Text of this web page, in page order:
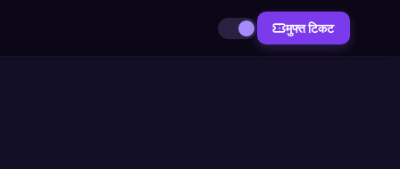
मुफ्त टिकट